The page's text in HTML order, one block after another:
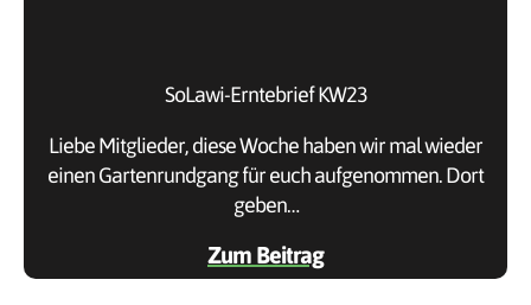
SoLawi-Erntebrief KW23
Liebe Mitglieder, diese Woche haben wir mal wieder
einen Gartenrundgang für euch aufgenommen. Dort
geben…
Zum Beitrag